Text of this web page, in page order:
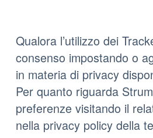
Qualora l’utilizzo dei
consenso impostando o
in materia di privacy
Per quanto riguarda
preferenze visitando il
nella privacy policy della